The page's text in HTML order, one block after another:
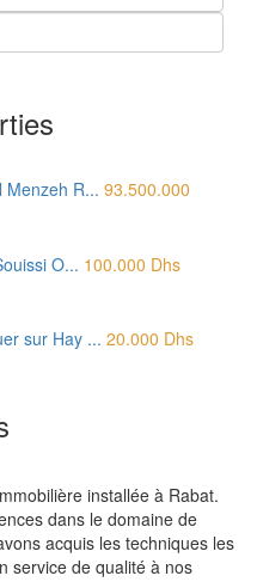
Menzeh R... 93.500.000
O... 100.000 Dhs
sur Hay ... 20.000 Dhs
installée à Rabat.
dans le domaine de
acquis les techniques les
service de qualité à nos